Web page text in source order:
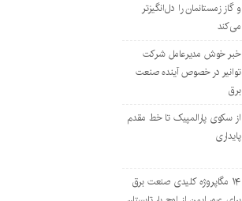
و گاز زمستانمان را دل‌انگیزتر
می‌کند
خبر خوش مدیرعامل شرکت
توانیر در خصوص آینده صنعت
برق
از سکوی پارالمپیک تا خط مقدم
پایداری
۱۴ مگاپروژه‌ کلیدی صنعت برق